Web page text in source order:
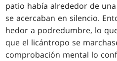
patio había alrededor de
se acercaban en silencio.
hedor a podredumbre, lo
que el licántropo se
comprobación mental lo